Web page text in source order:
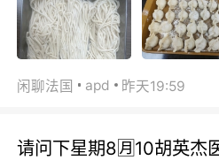
闲聊法国 apd 昨天19:59
请问下星期8🈷️10胡英杰